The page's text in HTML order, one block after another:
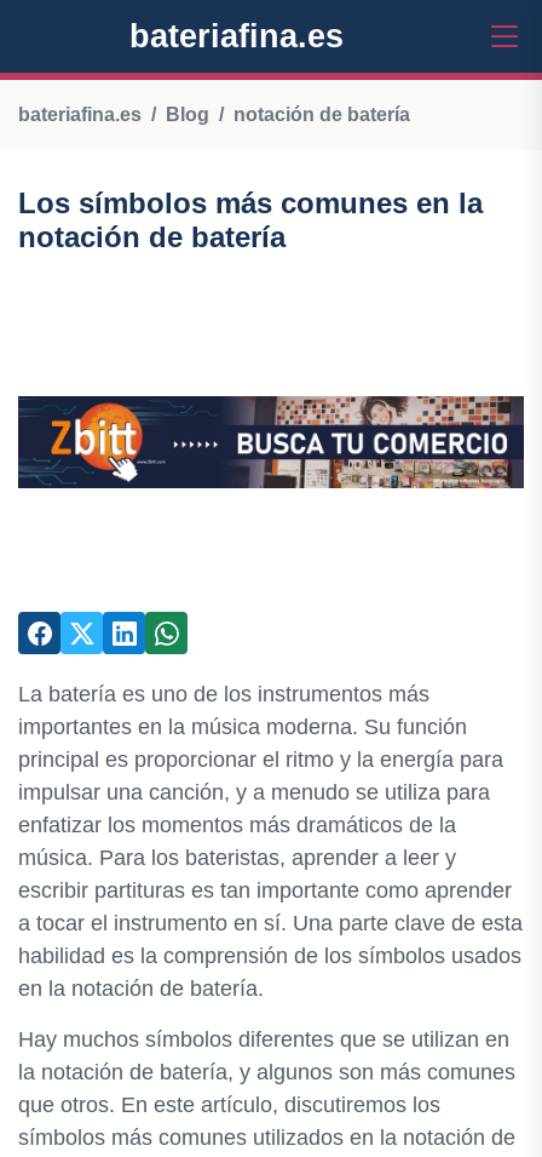
bateriafina.es
bateriafina.es Blog notación de batería
Los símbolos más comunes en la
notación de batería
La batería es uno de los instrumentos más
importantes en la música moderna. Su función
principal es proporcionar el ritmo y la energía para
impulsar una canción, y a menudo se utiliza para
enfatizar los momentos más dramáticos de la
música. Para los bateristas, aprender a leer y
escribir partituras es tan importante como aprender
a tocar el instrumento en sí. Una parte clave de esta
habilidad es la comprensión de los símbolos usados
en la notación de batería.
Hay muchos símbolos diferentes que se utilizan en
la notación de batería, y algunos son más comunes
que otros. En este artículo, discutiremos los
símbolos más comunes utilizados en la notación de